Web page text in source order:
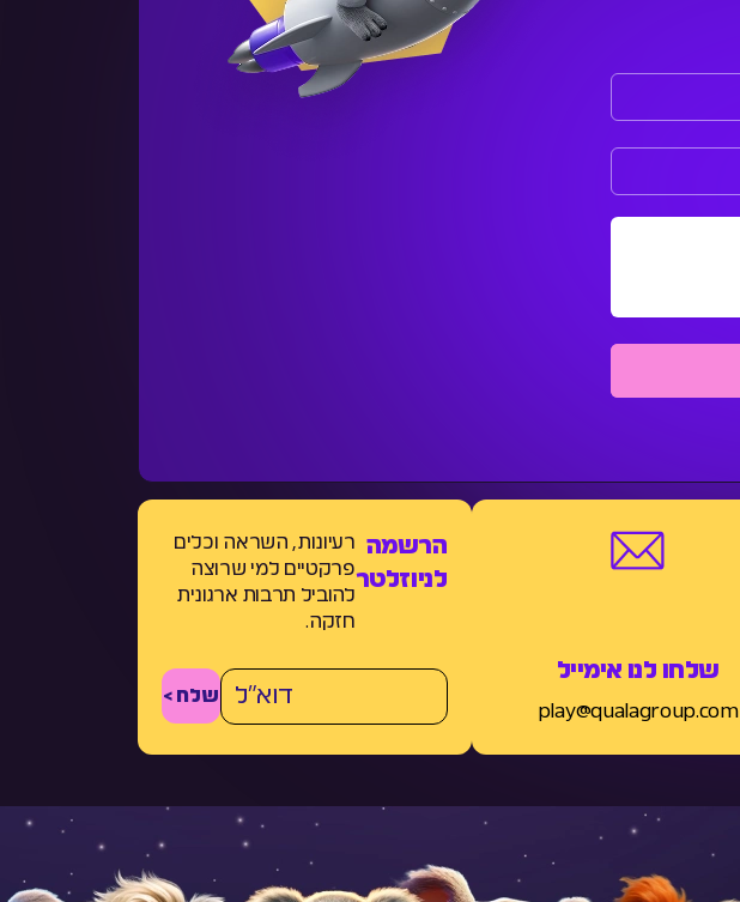
שלחו לנו אימייל
play@qualagroup.com
הרשמה
לניוזלטר
רעיונות, השראה וכלים
פרקטיים למי שרוצה
להוביל תרבות ארגונית
חזקה.